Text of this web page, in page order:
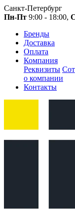
Санкт-Петербург
Пн-Пт 9:00 - 18:00,
Бренды
Доставка
Оплата
Компания
Реквизиты
о компании
Контакты